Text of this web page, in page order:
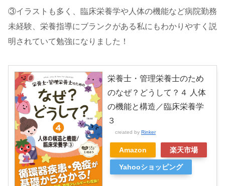
③イラストも多く、臨床栄養学や人体の機能など病院勤務
未経験、栄養指導にブランクがある私にもわかりやすく説
明されていて勉強になりました！
栄養士・管理栄養士のため
のなぜ？どうして？４ 人体
の機能と構造／臨床栄養学
３
created by Rinker
Amazon 楽天市場
Yahooショッピング